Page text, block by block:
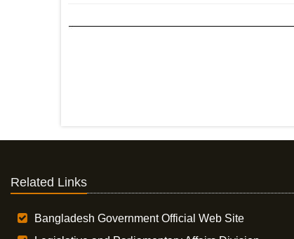
Related Links
Bangladesh Government Official Web Site